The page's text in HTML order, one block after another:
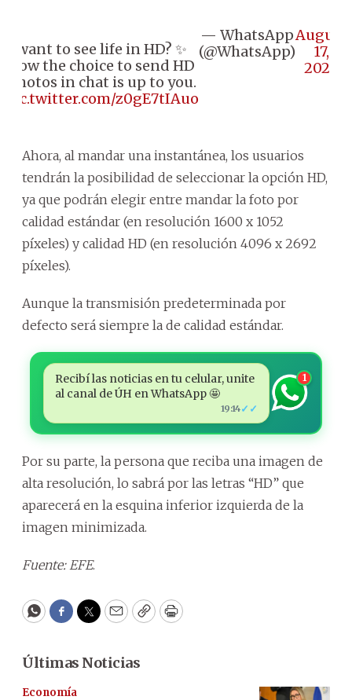
want to see life in HD? ✨
now the choice to send HD
photos in chat is up to you.
pic.twitter.com/z0gE7tIAuo
— WhatsApp
(@WhatsApp)
August
17,
2023
Ahora, al mandar una instantánea, los usuarios
tendrán la posibilidad de seleccionar la opción HD,
ya que podrán elegir entre mandar la foto por
calidad estándar (en resolución 1600 x 1052
píxeles) y calidad HD (en resolución 4096 x 2692
píxeles).
Aunque la transmisión predeterminada por
defecto será siempre la de calidad estándar.
Recibí las noticias en tu celular, unite
al canal de ÚH en WhatsApp 🤩
19:14✓✓
1
Por su parte, la persona que reciba una imagen de
alta resolución, lo sabrá por las letras “HD” que
aparecerá en la esquina inferior izquierda de la
imagen minimizada.
Fuente: EFE.
WhatsApp
Facebook
Twitter
EmailCopyPrint
Últimas Noticias
Economía